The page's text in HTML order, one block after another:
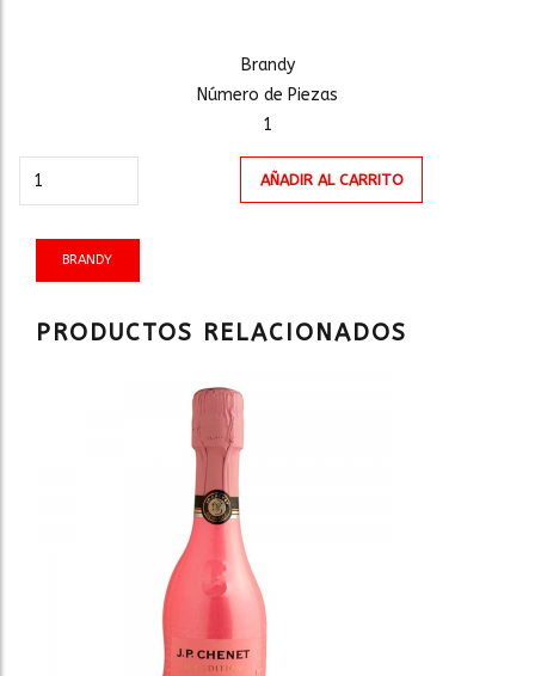
Brandy
Número de Piezas
1
375ml
AÑADIR AL CARRITO
BRANDY
PRODUCTOS RELACIONADOS